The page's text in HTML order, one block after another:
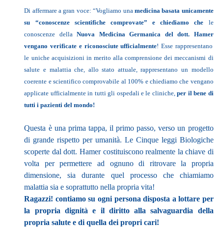
Di affermare a gran voce: “Vogliamo una medicina basata unicamente
su “conoscenze scientifiche comprovate” e chiediamo che le
conoscenze dellaNuova Medicina Germanica del dott. Hamer
vengano verificate e riconosciute ufficialmente! Esse rappresentano
le uniche acquisizioni in merito alla comprensione dei meccanismi di
salute e malattia che, allo stato attuale, rappresentano un modello
coerente e scientifico comprovabile al 100% e chiediamo che vengano
applicate ufficialmente in tutti gli ospedali e le cliniche,per il bene di
tutti i pazienti del mondo!
Questa è una prima tappa, il primo passo, verso un progetto
di grande rispetto per umanità. Le Cinque leggi Biologiche
scoperte dal dott. Hamer costituiscono realmente la chiave di
volta per permettere ad ognuno di ritrovare la propria
dimensione, sia durante quel processo che chiamiamo
malattia sia e soprattutto nella propria vita!
Ragazzi! contiamo su ogni persona disposta a lottare per
la propria dignità e il diritto alla salvaguardia della
propria salute e di quella dei propri cari!